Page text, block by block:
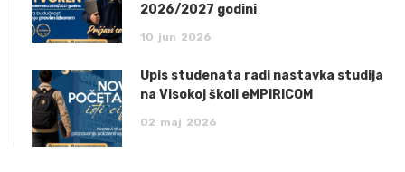
2026/2027 godini
10 jun 2026
Upis studenata radi nastavka studija
na Visokoj školi eMPIRICOM
02 maj 2026